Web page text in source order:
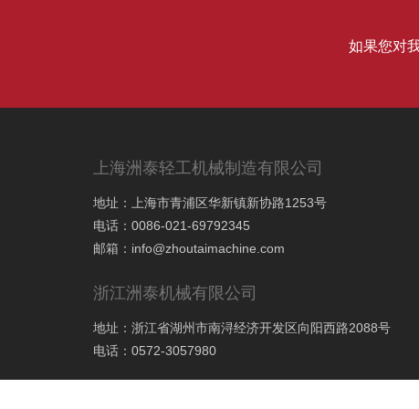
如果您对
上海洲泰轻工机械制造有限公司
地址：上海市青浦区华新镇新协路1253号
电话：0086-021-69792345
邮箱： info@zhoutaimachine.com
浙江洲泰机械有限公司
地址：浙江省湖州市南浔经济开发区向阳西路2088号
电话：0572-3057980